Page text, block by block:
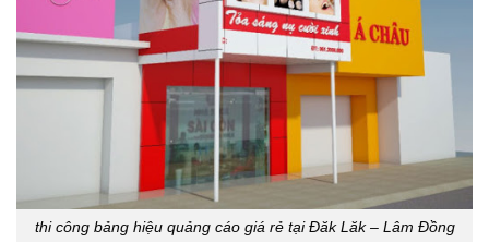
thi công bảng hiệu quảng cáo giá rẻ tại Đăk Lăk – Lâm Đồng